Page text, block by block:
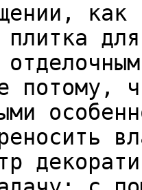
как
плитка
потому,